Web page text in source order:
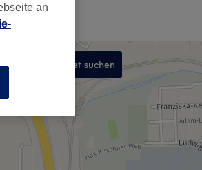
In diesem Gebiet suchen
an